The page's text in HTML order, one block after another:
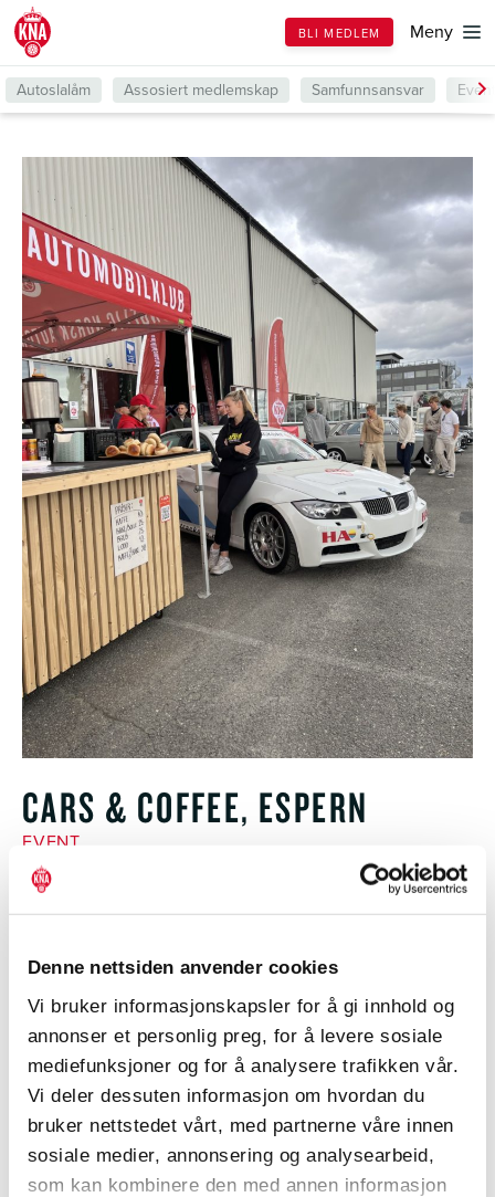
Denne nettsiden anvender cookies
Vi bruker informasjonskapsler for å gi innhold og
annonser et personlig preg, for å levere sosiale
mediefunksjoner og for å analysere trafikken vår.
Vi deler dessuten informasjon om hvordan du
bruker nettstedet vårt, med partnerne våre innen
sosiale medier, annonsering og analysearbeid,
som kan kombinere den med annen informasjon
Till
forsiden
BLI MEDLEM Meny
Autoslalåm Assosiert medlemskap Samfunnsansvar
CARS & COFFEE, ESPERN
EVENT
Vi håper flest mulig tar turen og bidrar til en flott
vårdag med masse biler, hyggelig prat med motor
og bilinteresse i sentrum. Forrige gang var vi rundt
100 biler og vi håper på en enda større oppslutning
våren 2026.
I tillegg til mange flotte kjøretøy, blir det enkel
servering med salg av kaffe og kaker.